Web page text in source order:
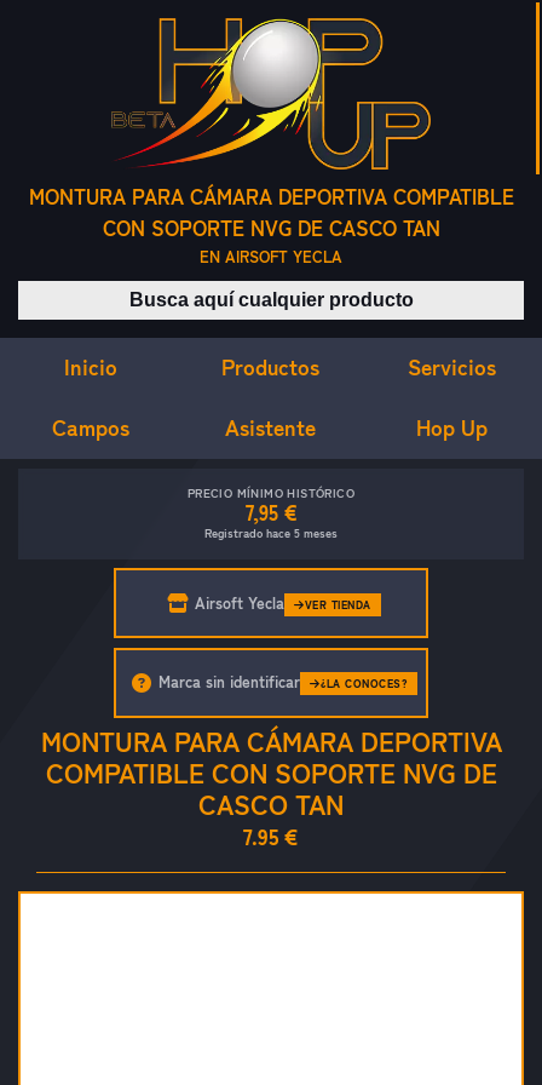
MONTURA PARA CÁMARA DEPORTIVA COMPATIBLE
CON SOPORTE NVG DE CASCO TAN
EN AIRSOFT YECLA
Buscar productos
Inicio Productos Servicios
Campos Asistente Hop Up
PRECIO MÍNIMO HISTÓRICO
7,95 €
Registrado hace 5 meses
Airsoft Yecla VER TIENDA
MONTURA PARA CÁMARA DEPORTIVA
COMPATIBLE CON SOPORTE NVG DE
CASCO TAN
7.95 €
Marca sin identificar ¿LA CONOCES?